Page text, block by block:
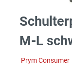
M-L
Prym Consumer